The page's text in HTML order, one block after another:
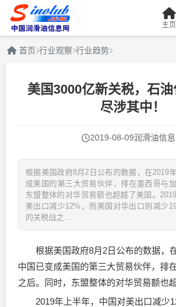
主页
首页 行业观察 行业趋势
美国3000亿新关税，石
尽涉其中！
2019-08-09润滑油信息
根据美国政府8月2日公布的数据，在2019
成美国的第三大贸易伙伴，排在墨西哥与
东盟整体的对华贸易额也超越了美国。
美出口减少12%，而美国对华出口则减少
的关税战之...
根据美国政府8月2日公布的数据，在
中国已变成美国的第三大贸易伙伴，排
之后。同时，东盟整体的对华贸易额也
2019年上半年，中国对美出口减少